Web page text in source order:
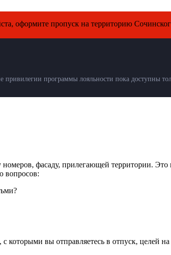
пропуск на территорию Сочинского
программы лояльности пока доступны
фасаду, прилегающей территории.
вопросов:
которыми вы отправляетесь в отпуск, целей